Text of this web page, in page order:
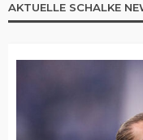
AKTUELLE SCHALKE